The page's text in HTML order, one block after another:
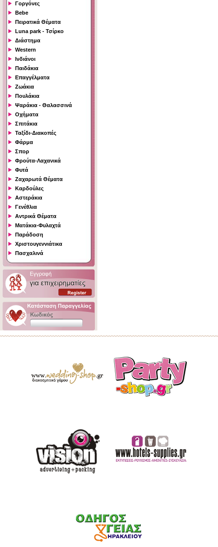
Γοργόνες
Bebe
Πειρατικά Θέματα
Luna park - Τσίρκο
Διάστημα
Western
Ινδιάνοι
Παιδάκια
Επαγγέλματα
Ζωάκια
Πουλάκια
Ψαράκια - Θαλασσινά
Οχήματα
Σπιτάκια
Ταξίδι-Διακοπές
Φάρμα
Σπορ
Φρούτα-Λαχανικά
Φυτά
Ζαχαρωτά Θέματα
Καρδούλες
Αστεράκια
Γενέθλια
Αντρικά Θέματα
Ματάκια-Φυλαχτά
Παράδοση
Χριστουγεννιάτικα
Πασχαλινά